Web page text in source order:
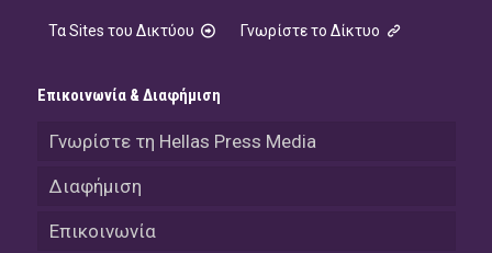
Τα Sites του Δικτύου Γνωρίστε το Δίκτυο
Επικοινωνία & Διαφήμιση
Γνωρίστε τη Hellas Press Media
Διαφήμιση
Επικοινωνία